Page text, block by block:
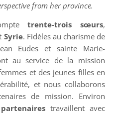
from her province.
trente-trois sœurs,
Syrie. Fidèles au charisme de
Eudes et sainte Marie-
au service de la mission
et des jeunes filles en
et nous collaborons
de mission. Environ
travaillent avec